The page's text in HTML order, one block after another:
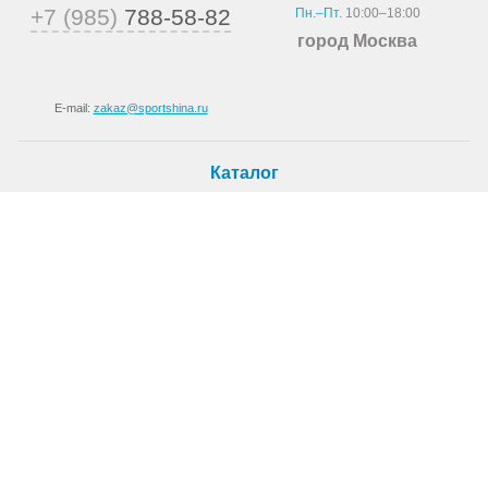
+7 (985) 788-58-82
E-mail: zakaz@sportshina.ru
Пн.–Пт.10:00–18:00
город Москва
Каталог